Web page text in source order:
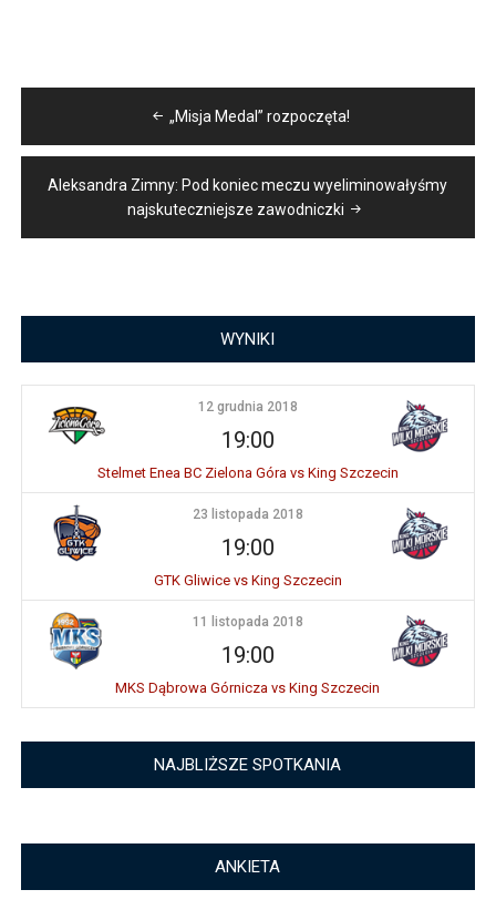
Nawigacja
wpisu
„Misja Medal” rozpoczęta!
Aleksandra Zimny: Pod koniec meczu wyeliminowałyśmy
najskuteczniejsze zawodniczki
WYNIKI
12 grudnia 2018
19:00
Stelmet Enea BC Zielona Góra vs King Szczecin
23 listopada 2018
19:00
GTK Gliwice vs King Szczecin
11 listopada 2018
19:00
MKS Dąbrowa Górnicza vs King Szczecin
NAJBLIŻSZE SPOTKANIA
ANKIETA